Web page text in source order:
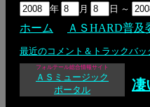
年
月 日 ～
ホーム ＡＳHARD普及
最近のコメント＆トラックバッ
フォルテール総合情報サイト
ＡＳミュージック
ポータル
凄